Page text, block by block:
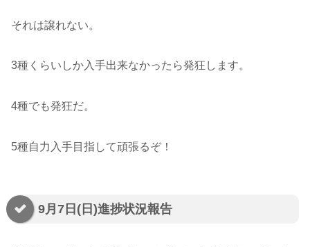
それは譲れない。
3種くらいしか入手出来なかったら発狂します。
4種でも発狂だ。
5種自力入手目指して頑張るぞ！
9月7日(日)進捗状況報告